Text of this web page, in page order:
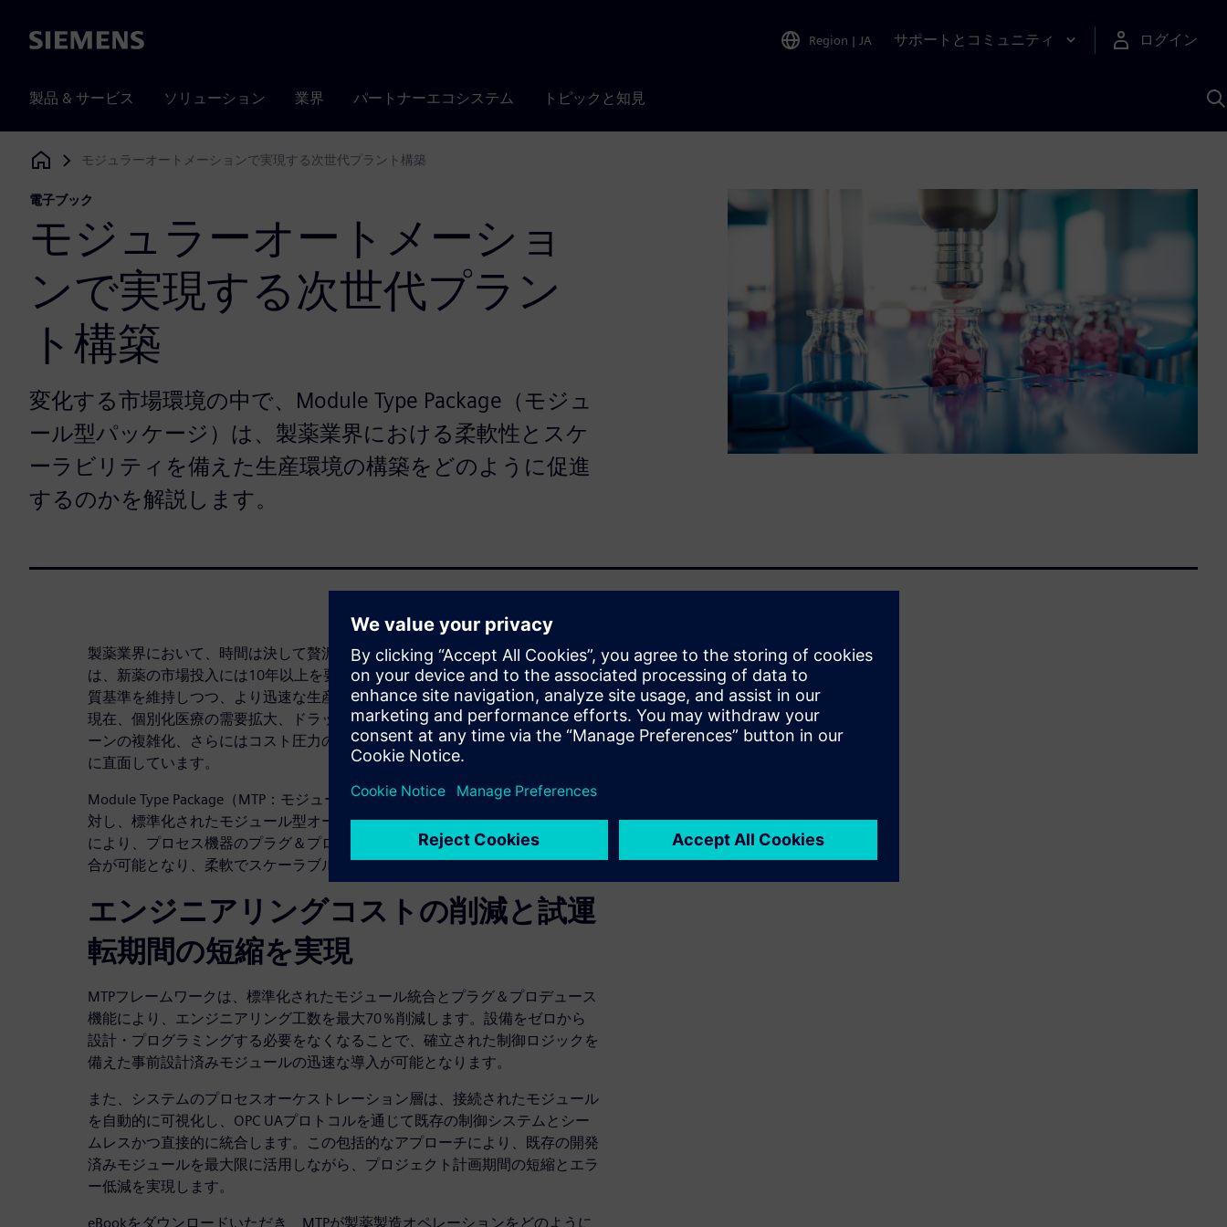
Siemens Region | JA サポートとコミュニティ ログイン
製品 & サービス ソリューション 業界 パートナーエコシステム トピックと知見
Siemens Digital Industries Software
モジュラーオートメーションで実現する次世代プラント構築
電子ブック
モジュラーオートメーショ
ンで実現する次世代プラン
ト構築
変化する市場環境の中で、Module Type Package（モジュ
ール型パッケージ）は、製薬業界における柔軟性とスケ
ーラビリティを備えた生産環境の構築をどのように促進
するのかを解説します。
製薬業界において、時間は決して贅沢なものではありません。従来の手法で
は、新薬の市場投入には10年以上を要することもありますが、市場からは品
質基準を維持しつつ、より迅速な生産が求められています。さらに製薬業界は
現在、個別化医療の需要拡大、ドラッグデリバリー技術の進化、サプライチェ
ーンの複雑化、さらにはコスト圧力の高まりといった、複合的かつ高度な課題
に直面しています。
Module Type Package（MTP：モジュール型パッケージ）は、こうした課題に
対し、標準化されたモジュール型オートメーションを通じて対応します。これ
により、プロセス機器のプラグ＆プロデュース（plug-and-produce）による統
合が可能となり、柔軟でスケーラブルな生産環境の実現を支援します。
エンジニアリングコストの削減と試運
転期間の短縮を実現
MTPフレームワークは、標準化されたモジュール統合とプラグ＆プロデュース
機能により、エンジニアリング工数を最大70％削減します。設備をゼロから
設計・プログラミングする必要をなくなることで、確立された制御ロジックを
備えた事前設計済みモジュールの迅速な導入が可能となります。
また、システムのプロセスオーケストレーション層は、接続されたモジュール
を自動的に可視化し、OPC UAプロトコルを通じて既存の制御システムとシー
ムレスかつ直接的に統合します。この包括的なアプローチにより、既存の開発
済みモジュールを最大限に活用しながら、プロジェクト計画期間の短縮とエラ
ー低減を実現します。
eBookをダウンロードいただき、MTPが製薬製造オペレーションをどのように